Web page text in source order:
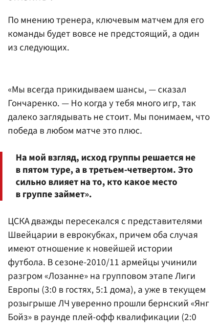
По мнению тренера, ключевым матчем для его
команды будет вовсе не предстоящий, а один
из следующих.
«Мы всегда прикидываем шансы, — сказал
Гончаренко. — Но когда у тебя много игр, так
далеко заглядывать не стоит. Мы понимаем, что
победа в любом матче это плюс.
На мой взгляд, исход группы решается не
в пятом туре, а в третьем-четвертом. Это
сильно влияет на то, кто какое место
в группе займет».
ЦСКА дважды пересекался с представителями
Швейцарии в еврокубках, причем оба случая
имеют отношение к новейшей истории
футбола. В сезоне-2010/11 армейцы учинили
разгром «Лозанне» на групповом этапе Лиги
Европы (3:0 в гостях, 5:1 дома), а уже в текущем
розыгрыше ЛЧ уверенно прошли бернский «Янг
Бойз» в раунде плей-офф квалификации (2:0